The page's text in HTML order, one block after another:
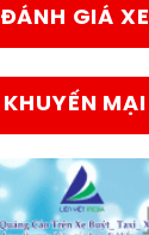
ĐÁNH GIÁ XE
KHUYẾN MẠI